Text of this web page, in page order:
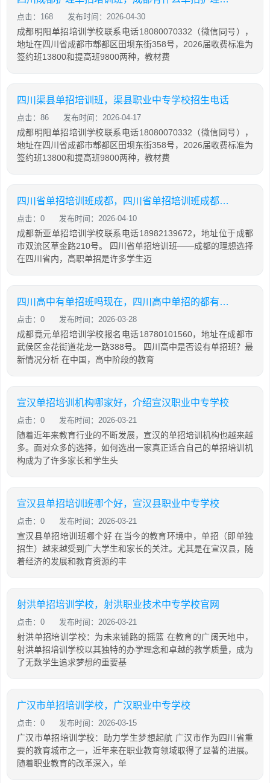
点击：168 发布时间：2026-04-30
成都明阳单招培训学校联系电话18080070332（微信同号），
地址在四川省成都市郫都区田坝东街358号，2026届收费标准为
签约班13800和提高班9800两种，教材费
四川渠县单招培训班，渠县职业中专学校招生电话
点击：86 发布时间：2026-04-17
成都明阳单招培训学校联系电话18080070332（微信同号），
地址在四川省成都市郫都区田坝东街358号，2026届收费标准为
签约班13800和提高班9800两种，教材费
四川省单招培训班成都，四川省单招培训班成都有哪些
点击：0 发布时间：2026-04-10
成都新亚单招培训学校联系电话18982139672，地址位于成都
市双流区草金路210号。 四川省单招培训班——成都的理想选择
在四川省内，高职单招是许多学生迈
四川高中有单招班吗现在，四川高中单招的都有哪些大专院校
点击：0 发布时间：2026-03-28
成都竟元单招培训学校报名电话18780101560，地址在成都市
武侯区金花街道花龙一路388号。 四川高中是否设有单招班？最
新情况分析 在中国，高中阶段的教育
宣汉单招培训机构哪家好，介绍宣汉职业中专学校
点击：0 发布时间：2026-03-21
随着近年来教育行业的不断发展，宣汉的单招培训机构也越来越
多。面对众多的选择，如何选出一家真正适合自己的单招培训机
构成为了许多家长和学生头
宣汉县单招培训班哪个好，宣汉县职业中专学校
点击：0 发布时间：2026-03-21
宣汉县单招培训班哪个好 在当今的教育环境中，单招（即单独
招生）越来越受到广大学生和家长的关注。尤其是在宣汉县，随
着经济的发展和教育资源的丰
射洪单招培训学校，射洪职业技术中专学校官网
点击：0 发布时间：2026-03-21
射洪单招培训学校：为未来铺路的摇篮 在教育的广阔天地中，
射洪单招培训学校以其独特的办学理念和卓越的教学质量，成为
了无数学生追求梦想的重要基
广汉市单招培训学校，广汉职业中专学校
点击：0 发布时间：2026-03-15
广汉市单招培训学校：助力学生梦想起航 广汉市作为四川省重
要的教育城市之一，近年来在职业教育领域取得了显著的进展。
随着职业教育的改革深入，单